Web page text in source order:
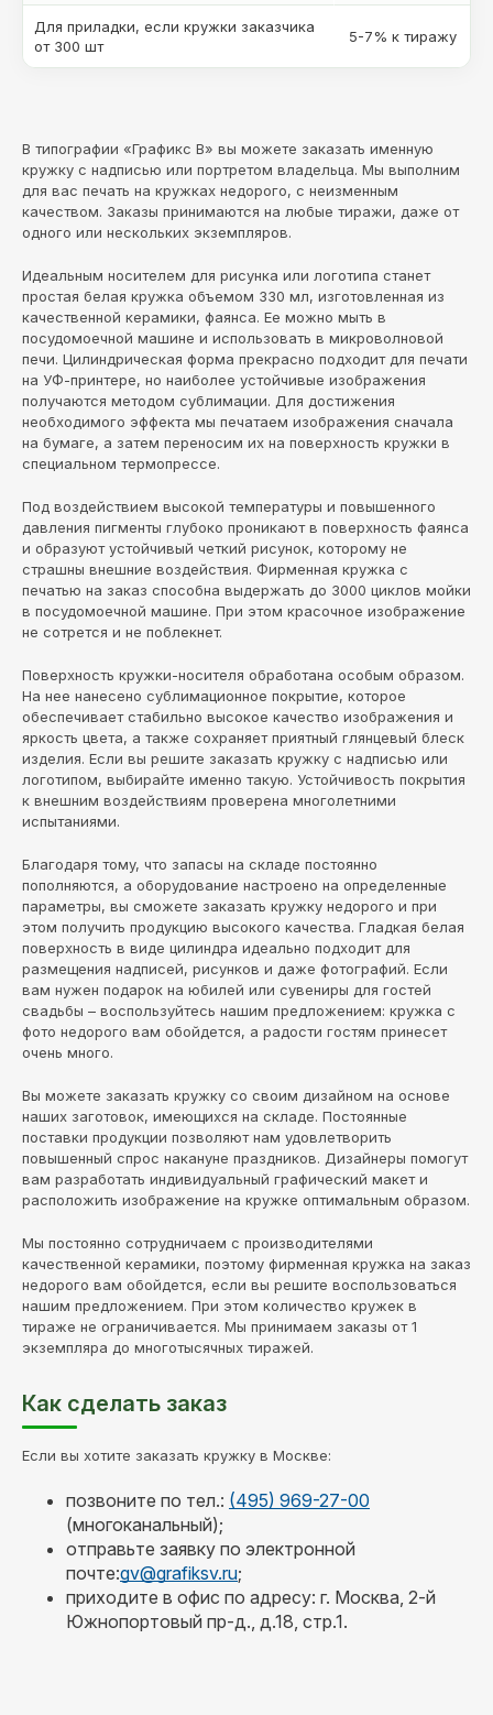
Для приладки, если кружки заказчика
от 300 шт
5-7% к тиражу
В типографии «Графикс В» вы можете заказать именную
кружку с надписью или портретом владельца. Мы выполним
для вас печать на кружках недорого, с неизменным
качеством. Заказы принимаются на любые тиражи, даже от
одного или нескольких экземпляров.
Идеальным носителем для рисунка или логотипа станет
простая белая кружка объемом 330 мл, изготовленная из
качественной керамики, фаянса. Ее можно мыть в
посудомоечной машине и использовать в микроволновой
печи. Цилиндрическая форма прекрасно подходит для печати
на УФ-принтере, но наиболее устойчивые изображения
получаются методом сублимации. Для достижения
необходимого эффекта мы печатаем изображения сначала
на бумаге, а затем переносим их на поверхность кружки в
специальном термопрессе.
Под воздействием высокой температуры и повышенного
давления пигменты глубоко проникают в поверхность фаянса
и образуют устойчивый четкий рисунок, которому не
страшны внешние воздействия. Фирменная кружка с
печатью на заказ способна выдержать до 3000 циклов мойки
в посудомоечной машине. При этом красочное изображение
не сотрется и не поблекнет.
Поверхность кружки-носителя обработана особым образом.
На нее нанесено сублимационное покрытие, которое
обеспечивает стабильно высокое качество изображения и
яркость цвета, а также сохраняет приятный глянцевый блеск
изделия. Если вы решите заказать кружку с надписью или
логотипом, выбирайте именно такую. Устойчивость покрытия
к внешним воздействиям проверена многолетними
испытаниями.
Благодаря тому, что запасы на складе постоянно
пополняются, а оборудование настроено на определенные
параметры, вы сможете заказать кружку недорого и при
этом получить продукцию высокого качества. Гладкая белая
поверхность в виде цилиндра идеально подходит для
размещения надписей, рисунков и даже фотографий. Если
вам нужен подарок на юбилей или сувениры для гостей
свадьбы – воспользуйтесь нашим предложением: кружка с
фото недорого вам обойдется, а радости гостям принесет
очень много.
Вы можете заказать кружку со своим дизайном на основе
наших заготовок, имеющихся на складе. Постоянные
поставки продукции позволяют нам удовлетворить
повышенный спрос накануне праздников. Дизайнеры помогут
вам разработать индивидуальный графический макет и
расположить изображение на кружке оптимальным образом.
Мы постоянно сотрудничаем с производителями
качественной керамики, поэтому фирменная кружка на заказ
недорого вам обойдется, если вы решите воспользоваться
нашим предложением. При этом количество кружек в
тираже не ограничивается. Мы принимаем заказы от 1
экземпляра до многотысячных тиражей.
Как сделать заказ
Если вы хотите заказать кружку в Москве:
позвоните по тел.: (495) 969-27-00
(многоканальный);
отправьте заявку по электронной
почте:gv@grafiksv.ru;
приходите в офис по адресу: г. Москва, 2-й
Южнопортовый пр-д., д.18, стр.1.